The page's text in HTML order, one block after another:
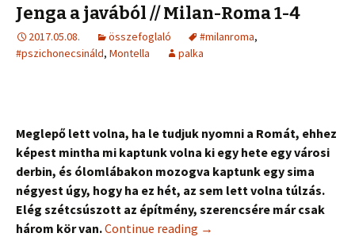
Jenga a javából // Milan-Roma 1-4
2017.05.08. összefoglaló #milanroma,
#pszichonecsináld, Montella palka
Meglepő lett volna, ha le tudjuk nyomni a Romát, ehhez
képest mintha mi kaptunk volna ki egy hete egy városi
derbin, és ólomlábakon mozogva kaptunk egy sima
négyest úgy, hogy ha ez hét, az sem lett volna túlzás.
Elég szétcsúszott az építmény, szerencsére már csak
három kör van.Continue reading →